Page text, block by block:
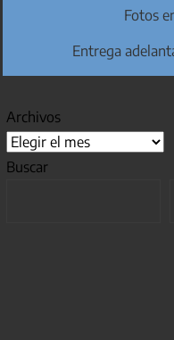
Fotos
Entrega
Archivos
Buscar